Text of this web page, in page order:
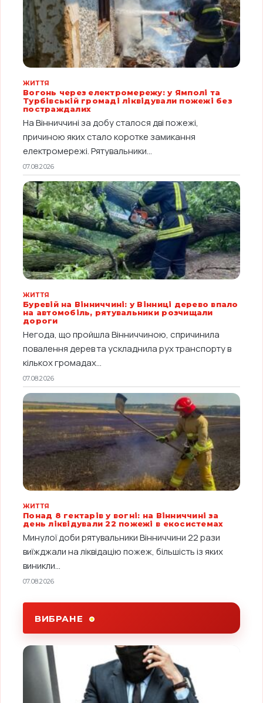
ЖИТТЯ
Вогонь через електромережу: у Ямполі та
Турбівській громаді ліквідували пожежі без
постраждалих
На Вінниччині за добу сталося дві пожежі,
причиною яких стало коротке замикання
електромережі. Рятувальники...
07.08.2026
ЖИТТЯ
Буревій на Вінниччині: у Вінниці дерево впало
на автомобіль, рятувальники розчищали
дороги
Негода, що пройшла Вінниччиною, спричинила
повалення дерев та ускладнила рух транспорту в
кількох громадах...
07.08.2026
ЖИТТЯ
Понад 8 гектарів у вогні: на Вінниччині за
день ліквідували 22 пожежі в екосистемах
Минулої доби рятувальники Вінниччини 22 рази
виїжджали на ліквідацію пожеж, більшість із яких
виникли...
07.08.2026
ВИБРАНЕ